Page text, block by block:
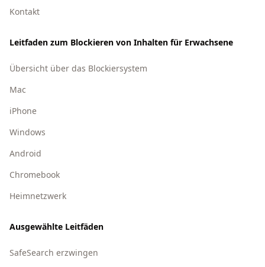
Kontakt
Leitfaden zum Blockieren von Inhalten für Erwachsene
Übersicht über das Blockiersystem
Mac
iPhone
Windows
Android
Chromebook
Heimnetzwerk
Ausgewählte Leitfäden
SafeSearch erzwingen